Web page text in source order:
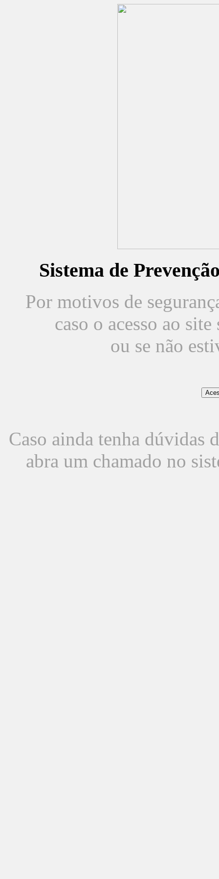
Sistema de
Por motivos de
caso o acesso ao
ou se não
Caso ainda tenha dúvidas
abra um chamado no